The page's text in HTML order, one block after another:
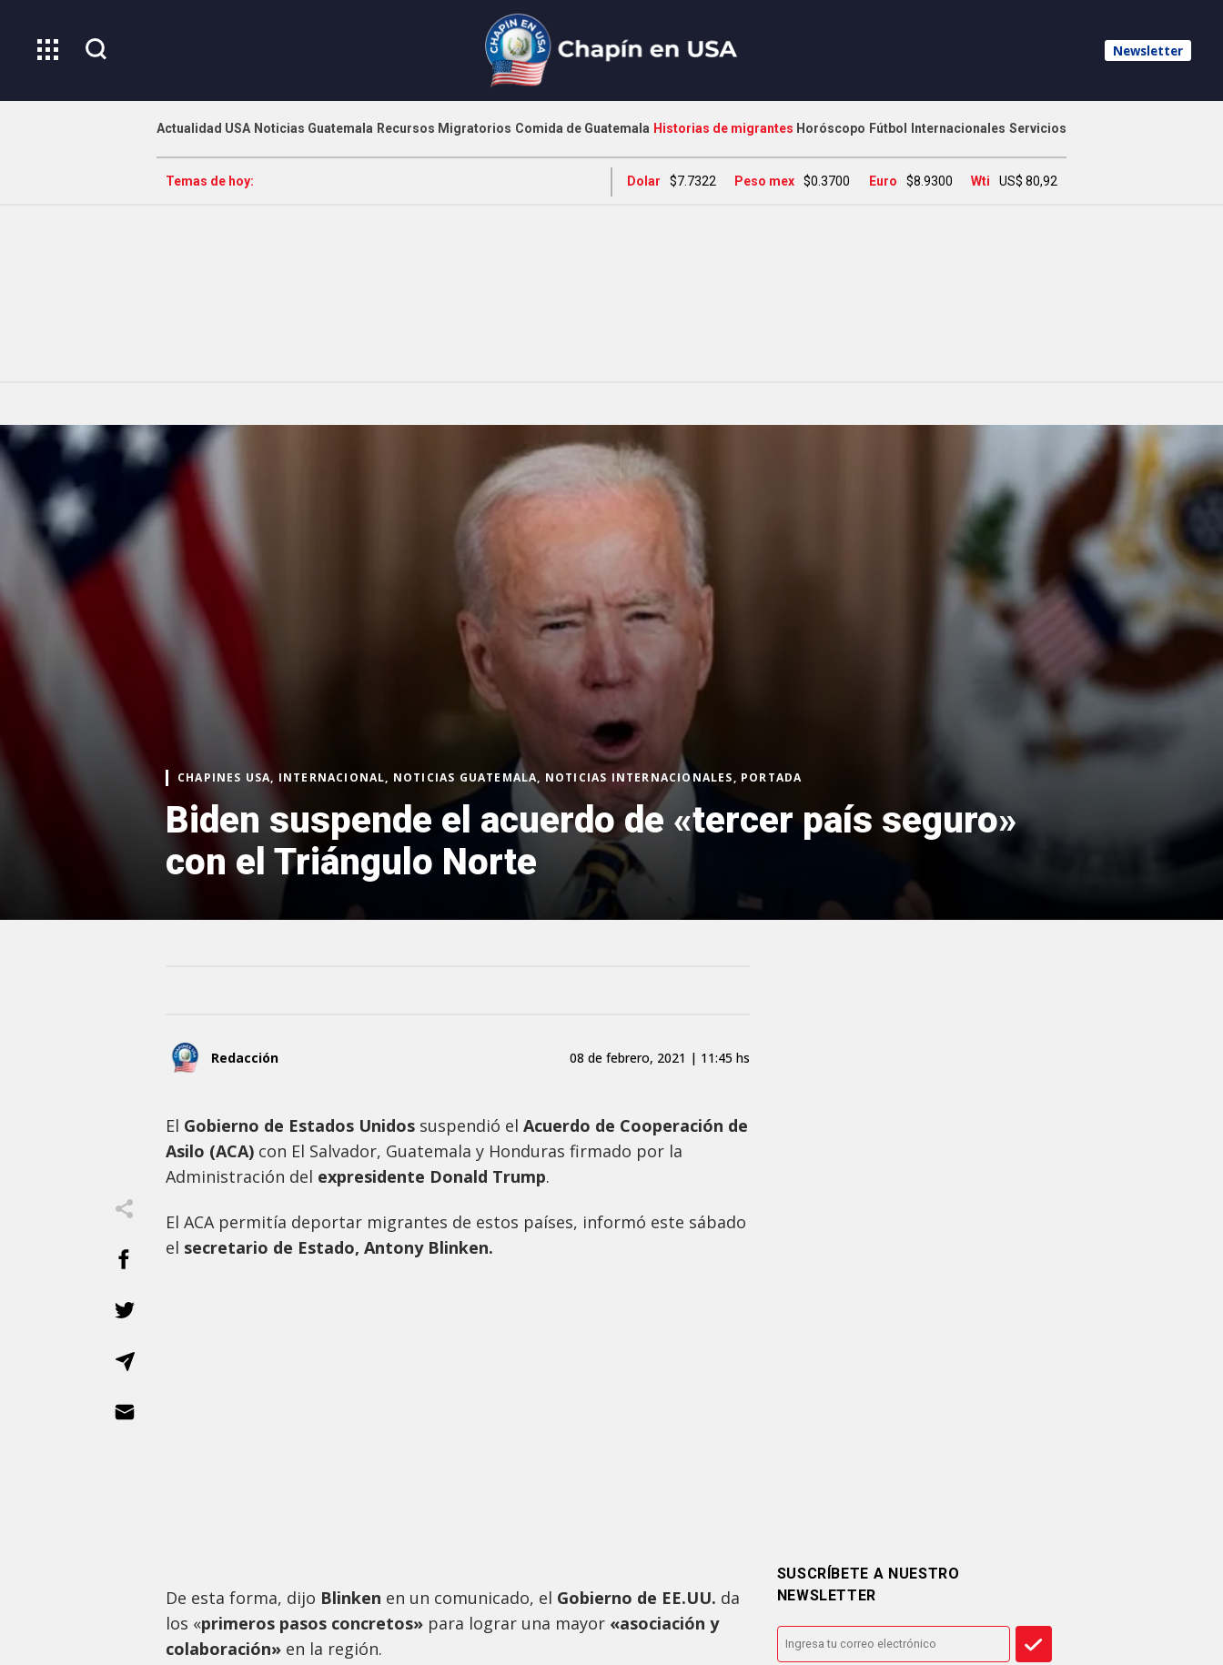
Newsletter
Actualidad USA Noticias Guatemala Recursos Migratorios Comida de Guatemala Historias de migrantes Horóscopo Fútbol Internacionales Servicios
Temas de hoy: Dolar $7.7322 Peso mex $0.3700 Euro $8.9300 Wti US$ 80,92
CHAPINES USA, INTERNACIONAL, NOTICIAS GUATEMALA, NOTICIAS INTERNACIONALES, PORTADA
Biden suspende el acuerdo de «tercer país seguro»
con el Triángulo Norte
Redacción 08 de febrero, 2021 | 11:45 hs
El Gobierno de Estados Unidos suspendió el Acuerdo de Cooperación de
Asilo (ACA) con El Salvador, Guatemala y Honduras firmado por la
Administración del expresidente Donald Trump.
El ACA permitía deportar migrantes de estos países, informó este sábado
el secretario de Estado, Antony Blinken.
De esta forma, dijo Blinken en un comunicado, el Gobierno de EE.UU. da
los «primeros pasos concretos» para lograr una mayor «asociación y
colaboración» en la región.
SUSCRÍBETE A NUESTRO
NEWSLETTER